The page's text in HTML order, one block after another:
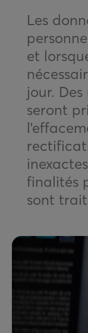
Les
et
jour.
seront
finalités
sont